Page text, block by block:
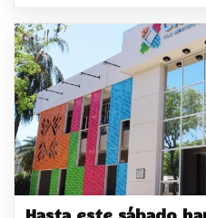
Hasta este sábado